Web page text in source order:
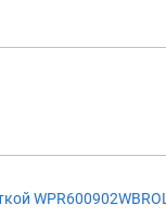
WPR600902WBROL